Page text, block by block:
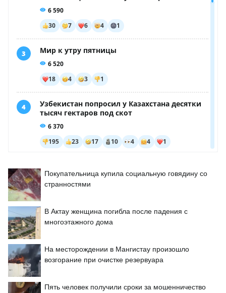
Покупательница купила социальную говядину со
странностями
В Актау женщина погибла после падения с
многоэтажного дома
На месторождении в Мангистау произошло
возгорание при очистке резервуара
Пять человек получили сроки за мошенничество